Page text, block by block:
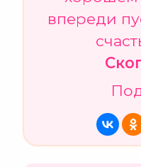
впереди